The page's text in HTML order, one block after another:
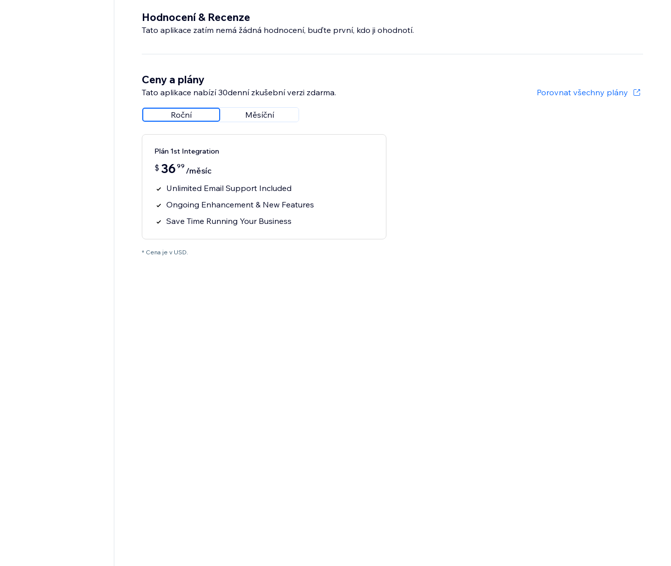
Hodnocení & Recenze
Tato aplikace zatím nemá žádná hodnocení, buďte první, kdo ji ohodnotí.
Ceny a plány
Tato aplikace nabízí 30denní zkušební verzi zdarma. Porovnat všechny plány
Roční Měsíční
Plán 1st Integration
$ 36 99 /měsíc
Unlimited Email Support Included
Ongoing Enhancement & New Features
Save Time Running Your Business
* Cena je v USD.